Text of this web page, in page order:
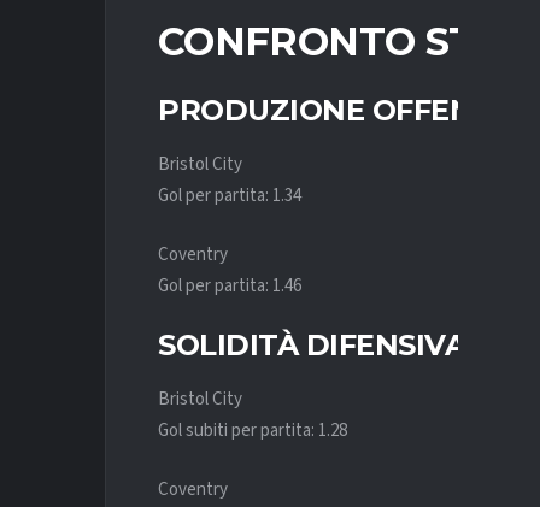
CONFRONTO
PRODUZIONE OFFENSIVA
Bristol City
Gol per partita: 1.34
Coventry
Gol per partita: 1.46
SOLIDITÀ DIFENSIVA
Bristol City
Gol subiti per partita: 1.28
Coventry